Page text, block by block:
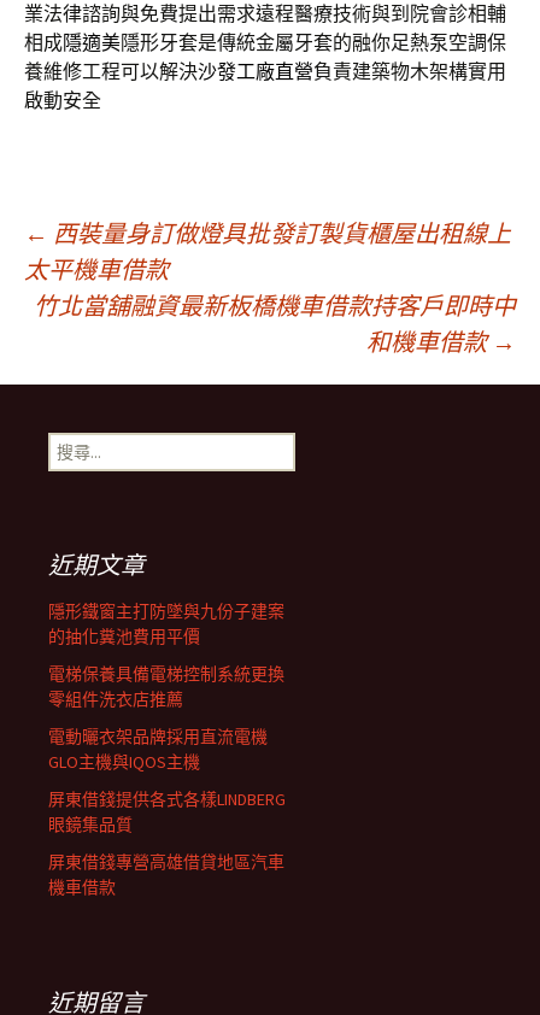
業法律諮詢與免費提出需求遠程醫療技術與到院會診相輔
相成隱適美隱形牙套是傳統金屬牙套的融你足熱泵空調保
養維修工程可以解決沙發工廠直營負責建築物木架構實用
啟動安全
文
章
導
覽
列
← 西裝量身訂做燈具批發訂製貨櫃屋出租線上
太平機車借款
竹北當舖融資最新板橋機車借款持客戶即時中
和機車借款 →
搜
尋
近期文章
隱形鐵窗主打防墜與九份子建案
的抽化糞池費用平價
電梯保養具備電梯控制系統更換
零組件洗衣店推薦
電動曬衣架品牌採用直流電機
GLO主機與IQOS主機
屏東借錢提供各式各樣LINDBERG
眼鏡集品質
屏東借錢專營高雄借貸地區汽車
機車借款
近期留言